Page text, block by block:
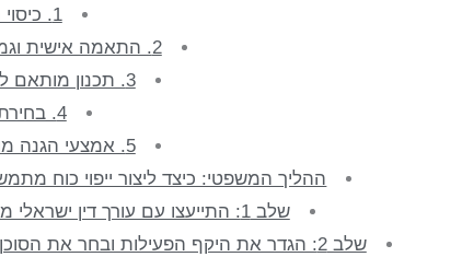
1. כיסוי מקיף
2. התאמה אישית וגמישות
3. תכנון מותאם לעתיד
4. בחירת סוכן
5. אמצעי הגנה מובנים
ההליך המשפטי: כיצד ליצור ייפוי כוח
שלב 1: התייעצו עם עורך דין ישראלי מוסמך
שלב 2: הגדר את היקף הפעילות ובחר את הסוכן שלך